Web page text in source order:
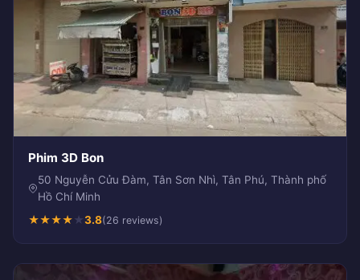
Phim 3D Bon
50 Nguyễn Cửu Đàm, Tân Sơn Nhì, Tân Phú, Thành phố
Hồ Chí Minh
★★★★★3.8(26 reviews)